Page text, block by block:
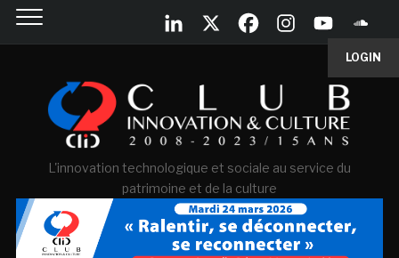
LOGIN
L'innovation technologique et sociale au service du
patrimoine et de la culture